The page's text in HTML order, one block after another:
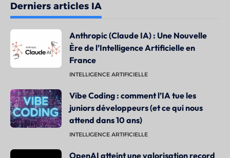
Derniers articles IA
Anthropic (Claude IA) : Une Nouvelle
Ère de l’Intelligence Artificielle en
France
INTELLIGENCE ARTIFICIELLE
Vibe Coding : comment l’IA tue les
juniors développeurs (et ce qui nous
attend dans 10 ans)
INTELLIGENCE ARTIFICIELLE
OpenAI atteint une valorisation record